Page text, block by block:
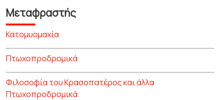
Μεταφραστής
Κατομυομαχία
Πτωχοπροδρομικά
Φιλοσοφία του Κρασοπατέρος και άλλα
Πτωχοπροδρομικά